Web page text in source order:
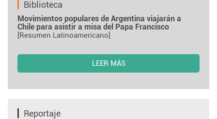
Biblioteca
Movimientos populares de Argentina viajarán a
Chile para asistir a misa del Papa Francisco
[Resumen Latinoamericano]
LEER MÁS
Reportaje